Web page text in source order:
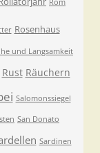
Rom
Rosenhaus
und Langsamkeit
Rust Räuchern
Salomonssiegel
San Donato
Sardinen